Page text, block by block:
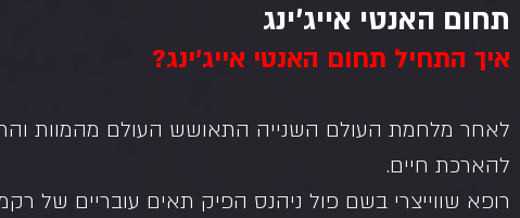
תחום האנטי אייג'ינג
איך התחיל תחום האנטי אייג'ינג?
לאחר מלחמת העולם השנייה התאושש העולם מהמוות
להארכת חיים.
רופא שווייצרי בשם פול ניהנס הפיק תאים עובריים של